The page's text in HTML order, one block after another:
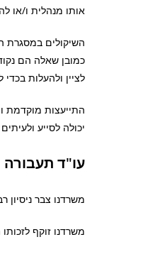
אותו מנהלית ו/או
השיקולים במסגרת
כמובן שאלה הם
לציין ולהעלות
התייעצות מוקדמת
יכולה לסייע
עו"ד תעבורה
משרדנו צבר ניסיון
משרדנו זוקף